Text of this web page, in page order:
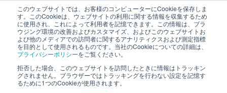
このウェブサイトでは、お客様のコンピューターにCookieを保存しま
す。このCookieは、ウェブサイトの利用に関する情報を収集するため
に使用され、これによって利用者を記憶できます。この情報は、ブラ
ウジング環境の改善およびカスタマイズ、およびこのウェブサイトお
よび他のメディアでの訪問者に関するアナリティクスおよび測定指標
を目的として使用されるものです。当社のCookieについての詳細は、
プライバシーポリシーをご覧ください。
拒否した場合、このウェブサイトを訪問したときに情報はトラッキン
グされません。ブラウザーではトラッキングを行わない設定を記憶す
るために1つのCookieが使用されます。
TimeTracker RX ヘルプ
プロジェクト横断管理・分析
このページの見出し